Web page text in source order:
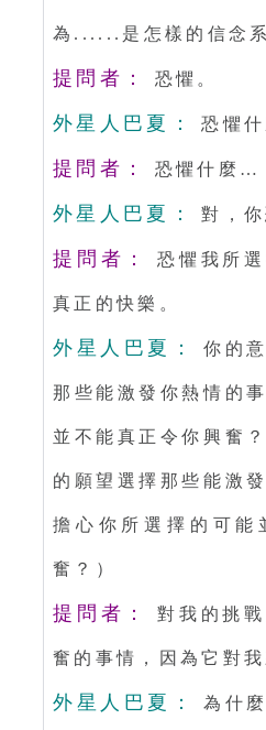
為......是怎樣的信念
提問者： 恐懼。
外星人巴夏： 恐懼什
提問者： 恐懼什麼…
外星人巴夏： 對，
提問者： 恐懼我所
真正的快樂。
外星人巴夏： 你的
那些能激發你熱情的
並不能真正令你興奮
的願望選擇那些能激
擔心你所選擇的可能
奮？）
提問者： 對我的挑
奮的事情，因為它對
外星人巴夏： 為什